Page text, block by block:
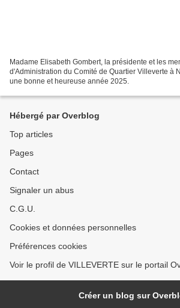
Madame Elisabeth Gombert, la présidente et les
d'Administration du Comité de Quartier Villeverte à
une bonne et heureuse année 2025.
Hébergé par Overblog
Top articles
Pages
Contact
Signaler un abus
C.G.U.
Cookies et données personnelles
Préférences cookies
Voir le profil de VILLEVERTE sur le portail
Créer un blog sur